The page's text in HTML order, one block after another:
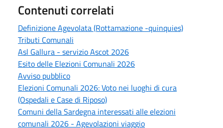
Contenuti correlati
Definizione Agevolata (Rottamazione -quinquies)
Tributi Comunali
Asl Gallura - servizio Ascot 2026
Esito delle Elezioni Comunali 2026
Avviso pubblico
Elezioni Comunali 2026: Voto nei luoghi di cura
(Ospedali e Case di Riposo)
Comuni della Sardegna interessati alle elezioni
comunali 2026 - Agevolazioni viaggio